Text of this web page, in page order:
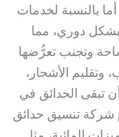
بالنسبة لخدمات
بشكل دوري، مما
وتجنب تعرُّضها
الأشجار،
تبقى الحدائق في
شركة تنسيق حدائق